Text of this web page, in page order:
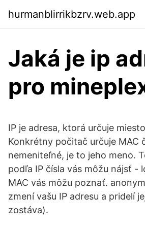
hurmanblirrikbzrv.web.app
Jaká je ip
pro
IP je adresa, ktorá určuje
Konkrétny počitač určuje MAC
nemeniteľné, je to jeho meno.
podľa IP čísla vás môžu nájsť -
MAC vás môžu poznať.
zmení vašu IP adresu a pridelí
zostáva).